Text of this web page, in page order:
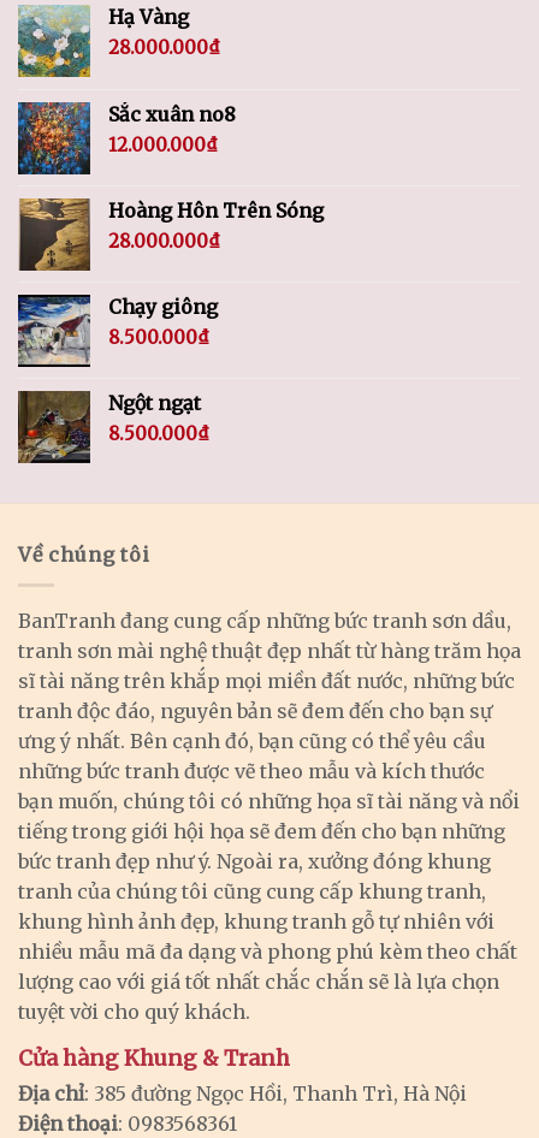
Hạ Vàng
28.000.000₫
Sắc xuân no8
12.000.000₫
Hoàng Hôn Trên Sóng
28.000.000₫
Chạy giông
8.500.000₫
Ngột ngạt
8.500.000₫
Về chúng tôi
BanTranh đang cung cấp những bức tranh sơn dầu,
tranh sơn mài nghệ thuật đẹp nhất từ hàng trăm họa
sĩ tài năng trên khắp mọi miền đất nước, những bức
tranh độc đáo, nguyên bản sẽ đem đến cho bạn sự
ưng ý nhất. Bên cạnh đó, bạn cũng có thể yêu cầu
những bức tranh được vẽ theo mẫu và kích thước
bạn muốn, chúng tôi có những họa sĩ tài năng và nổi
tiếng trong giới hội họa sẽ đem đến cho bạn những
bức tranh đẹp như ý. Ngoài ra, xưởng đóng khung
tranh của chúng tôi cũng cung cấp khung tranh,
khung hình ảnh đẹp, khung tranh gỗ tự nhiên với
nhiều mẫu mã đa dạng và phong phú kèm theo chất
lượng cao với giá tốt nhất chắc chắn sẽ là lựa chọn
tuyệt vời cho quý khách.
Cửa hàng Khung & Tranh
Địa chỉ: 385 đường Ngọc Hồi, Thanh Trì, Hà Nội
Điện thoại: 0983568361